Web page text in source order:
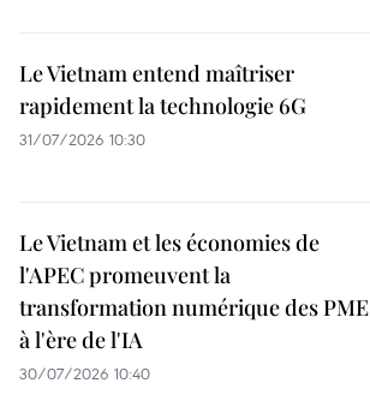
Le Vietnam entend maîtriser
rapidement la technologie 6G
31/07/2026 10:30
Le Vietnam et les économies de
l'APEC promeuvent la
transformation numérique des PME
à l'ère de l'IA
30/07/2026 10:40